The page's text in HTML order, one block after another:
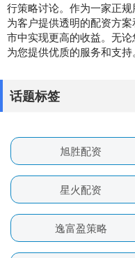
行策略讨论。作为一家正
为客户提供透明的配资方
市中实现更高的收益。无
为您提供优质的服务和支持。
话题标签
旭胜配资
星火配资
逸富盈策略